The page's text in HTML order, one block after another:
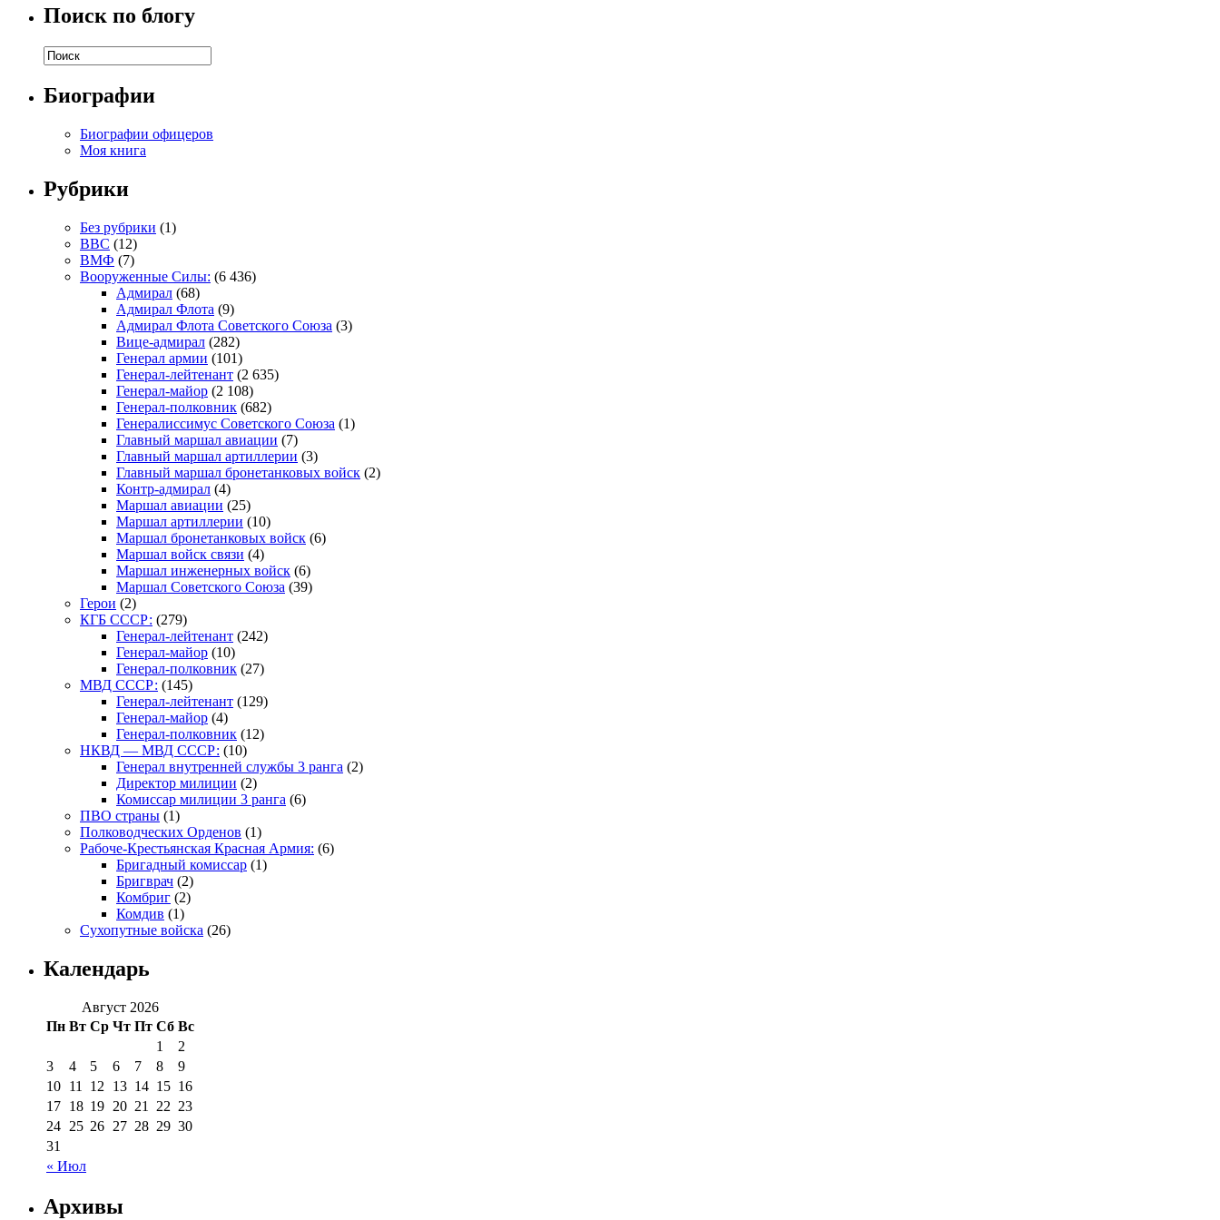
Поиск по блогу
Биографии
Биографии офицеров
Моя книга
Рубрики
Без рубрики (1)
ВВС (12)
ВМФ (7)
Вооруженные Силы: (6 436)
Адмирал (68)
Адмирал Флота (9)
Адмирал Флота Советского Союза (3)
Вице-адмирал (282)
Генерал армии (101)
Генерал-лейтенант (2 635)
Генерал-майор (2 108)
Генерал-полковник (682)
Генералиссимус Советского Союза (1)
Главный маршал авиации (7)
Главный маршал артиллерии (3)
Главный маршал бронетанковых войск (2)
Контр-адмирал (4)
Маршал авиации (25)
Маршал артиллерии (10)
Маршал бронетанковых войск (6)
Маршал войск связи (4)
Маршал инженерных войск (6)
Маршал Советского Союза (39)
Герои (2)
КГБ СССР: (279)
Генерал-лейтенант (242)
Генерал-майор (10)
Генерал-полковник (27)
МВД СССР: (145)
Генерал-лейтенант (129)
Генерал-майор (4)
Генерал-полковник (12)
НКВД — МВД СССР: (10)
Генерал внутренней службы 3 ранга (2)
Директор милиции (2)
Комиссар милиции 3 ранга (6)
ПВО страны (1)
Полководческих Орденов (1)
Рабоче-Крестьянская Красная Армия: (6)
Бригадный комиссар (1)
Бригврач (2)
Комбриг (2)
Комдив (1)
Сухопутные войска (26)
Календарь
Август 2026
Пн Вт Ср Чт Пт Сб Вс
« Июл
1
2
3
4 5 6 7 8
9
10 11 12 13 14 15 16
17 18 19 20 21 22 23
24 25 26 27 28 29 30
31
Архивы